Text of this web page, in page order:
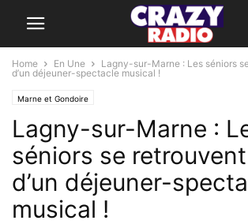
Home En Une
Lagny-sur-Marne : Les séniors
d’un déjeuner-spectacle musical !
Marne et Gondoire
Lagny-sur-Marne :
séniors se
d’un déjeuner-
musical !